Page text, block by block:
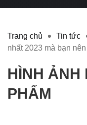
Trang chủ Tin tức
nhất 2023 mà bạn
HÌNH ẢNH
PHẨM